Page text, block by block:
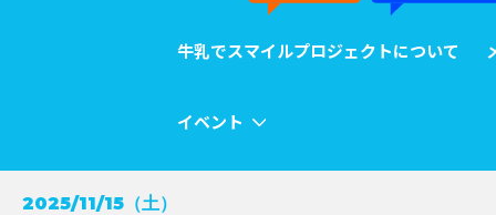
牛乳でスマイルプロジェクトについて
コンクール受賞レシピ
イベント
イベント
2025/11/15（土）